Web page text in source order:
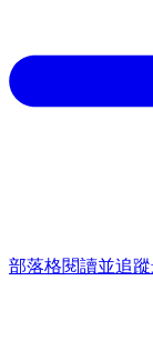
部落格閱讀並追